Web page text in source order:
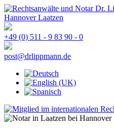
+49 (0) 511 - 9 83 90 - 0
post@drlippmann.de